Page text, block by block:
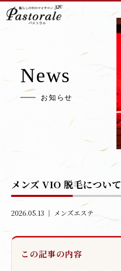
News
お知らせ
メンズ VIO 脱毛について
2026.05.13 ｜ メンズエステ
この記事の内容